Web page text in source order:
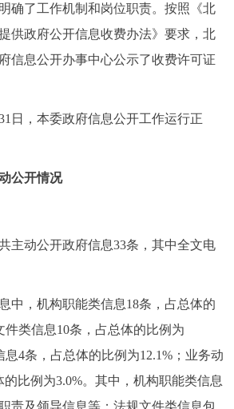
한국어 日本語
FRANÇAIS РУССКИЙ ЯЗЫК
确了工作机制和岗位职责。按照《北
供政府公开信息收费办法》要求，北
信息公开办事中心公示了收费许可证
，本委政府信息公开工作运行正
公开情况
动公开政府信息33条，其中全文电
，机构职能类信息18条，占总体的
件类信息10条，占总体的比例为
息4条，占总体的比例为12.1%；业务动
比例为3.0%。其中，机构职能类信息
责及领导信息等；法规文件类信息包